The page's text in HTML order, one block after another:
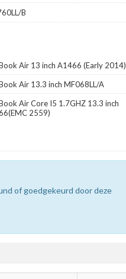
B
Air 13 inch A1466 (Early 2014)
Air 13.3 inch MF068LL/A
Air Core I5 1.7GHZ 13.3 inch
2559)
of goedgekeurd door deze